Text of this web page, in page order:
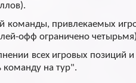
команды, привлекаемых
офф ограничено
всех игровых позиций
команду на тур".